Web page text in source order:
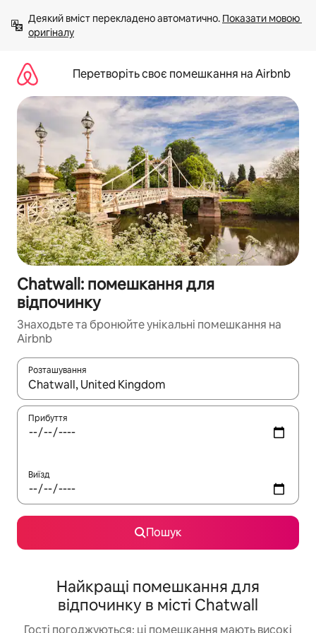
вмісту
Деякий вміст перекладено автоматично. Показати мовою
оригіналу
Перетворіть своє помешкання на Airbnb
Chatwall: помешкання для
відпочинку
Знаходьте та бронюйте унікальні помешкання на
Airbnb
Розташування
Отримавши результати пошуку, використовуйте для
Прибуття
Виїзд
Пошук
Найкращі помешкання для
відпочинку в місті Chatwall
Гості погоджуються: ці помешкання мають високі